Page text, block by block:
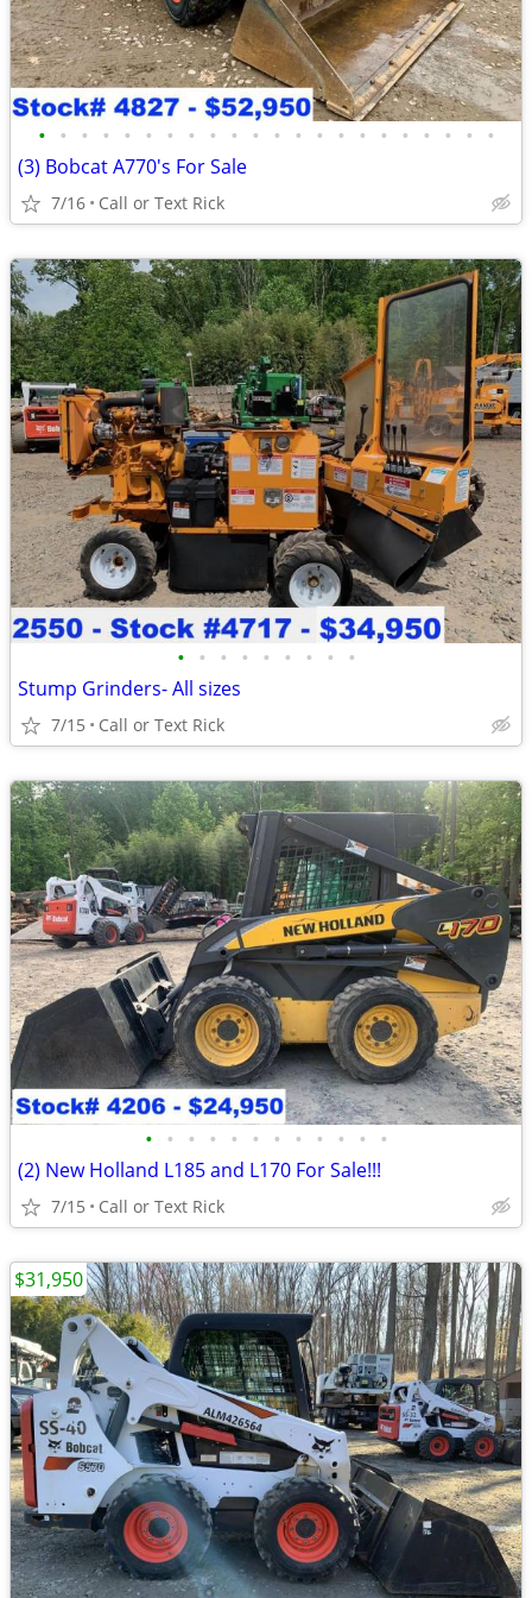
• • • • • • • • • • • • • • • • • • • • • •
(3) Bobcat A770's For Sale
7/16 Call or Text Rick
• • • • • • • • •
Stump Grinders- All sizes
7/15 Call or Text Rick
• • • • • • • • • • • •
(2) New Holland L185 and L170 For Sale!!!
7/15 Call or Text Rick
$31,950